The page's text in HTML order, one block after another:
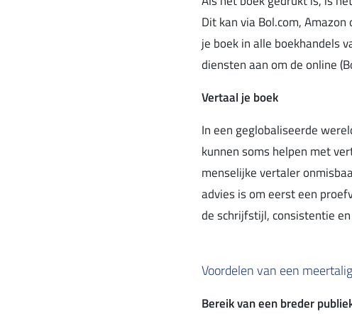
Dit kan via Bol.com,
je boek in alle boekhandels
diensten aan om de online
Vertaal je boek
In een geglobaliseerde
kunnen soms helpen met
menselijke vertaler
advies is om eerst een
de schrijfstijl, consistentie
Voordelen van een
Bereik van een breder